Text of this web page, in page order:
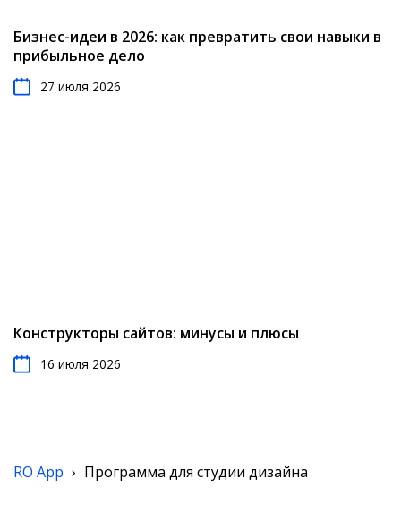
Бизнес-идеи в 2026: как превратить свои навыки в
прибыльное дело
27 июля 2026
Конструкторы сайтов: минусы и плюсы
16 июля 2026
RO App › Программа для студии дизайна